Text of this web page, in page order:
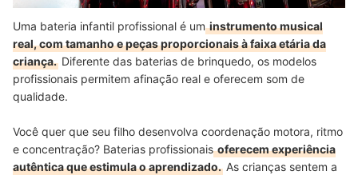
Uma bateria infantil profissional é uminstrumento musical
real, com tamanho e peças proporcionais à faixa etária da
criança. Diferente das baterias de brinquedo, os modelos
profissionais permitem afinação real e oferecem som de
qualidade.
Você quer que seu filho desenvolva coordenação motora, ritmo
e concentração? Baterias profissionaisoferecem experiência
autêntica que estimula o aprendizado. As crianças sentem a